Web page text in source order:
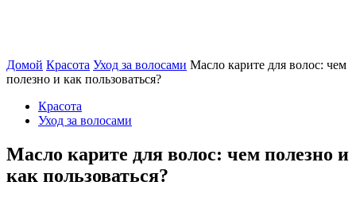
Домой Красота Уход за волосами Масло карите для волос: чем
полезно и как пользоваться?
Красота
Уход за волосами
Масло карите для волос: чем полезно и
как пользоваться?